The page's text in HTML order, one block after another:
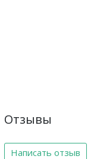
Отзывы
Написать отзыв